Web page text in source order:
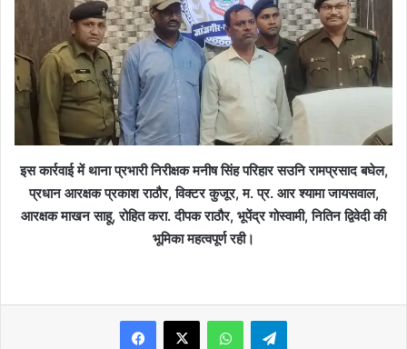
इस कार्रवाई में थाना प्रभारी निरीक्षक मनीष सिंह परिहार सउनि रामप्रसाद बघेल,
प्रधान आरक्षक प्रकाश राठौर, विक्टर कुजूर, म. प्र. आर श्यामा जायसवाल,
आरक्षक माखन साहू, रोहित करा. दीपक राठौर, भूपेंद्र गोस्वामी, नितिन द्विवेदी की
भूमिका महत्वपूर्ण रही।
WhatsAppTelegram